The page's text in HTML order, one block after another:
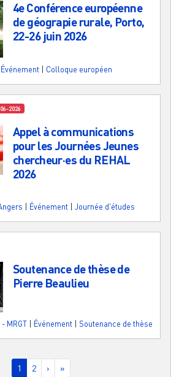
4e Conférence européenne
de géograpie rurale, Porto,
22-26 juin 2026
Événement Colloque européen
2026
Appel à communications
pour les Journées Jeunes
chercheur·es du REHAL
2026
Événement Journée d'études
Soutenance de thèse de
Pierre Beaulieu
MRGT Événement Soutenance de thèse
Page courante
1 Page
2 Page suivante
› Dernière page
»